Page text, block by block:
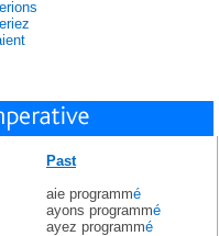
erions
eriez
Past
aie programmé
ayons programmé
ayez programmé